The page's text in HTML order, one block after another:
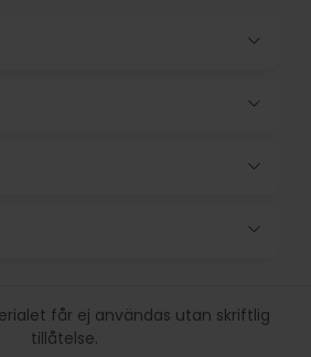
får ej användas utan skriftlig
tillåtelse.